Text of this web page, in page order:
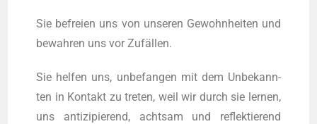
Sie befrei­en uns von unse­ren Gewohn­hei­ten und
bewah­ren uns vor Zufällen.
Sie hel­fen uns, unbe­fan­gen mit dem Unbe­kann­
ten in Kon­takt zu tre­ten, weil wir durch sie ler­nen,
uns anti­zi­pie­rend, acht­sam und reflek­tie­rend